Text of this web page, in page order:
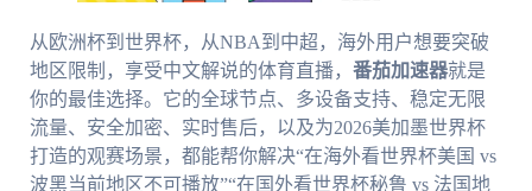
从欧洲杯到世界杯，从NBA到中超，海外用户想要突破
地区限制，享受中文解说的体育直播， 番茄加速器就是
你的最佳选择。它的全球节点、多设备支持、稳定无限
流量、安全加密、实时售后，以及为2026美加墨世界杯
打造的观赛场景，都能帮你解决“在海外看世界杯美国 vs
波黑当前地区不可播放”“在国外看世界杯秘鲁 vs 法国地